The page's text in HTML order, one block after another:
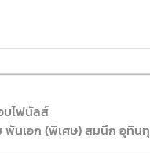
บไฟนัลส์
พันเอก (พิเศษ) สมนึก อุทินทุ